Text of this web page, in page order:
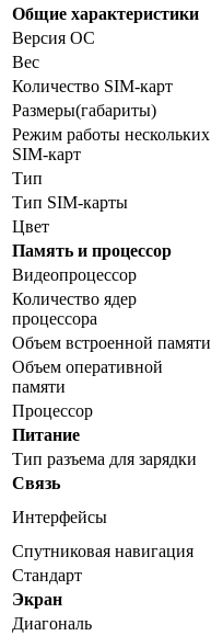
Общие характеристики
Версия ОС
Вес
Количество SIM-карт
Размеры(габариты)
Режим работы нескольких
SIM-карт
Тип
Тип SIM-карты
Цвет
Память и процессор
Видеопроцессор
Количество ядер
процессора
Объем встроенной памяти
Объем оперативной
памяти
Процессор
Питание
Тип разъема для зарядки
Связь
Интерфейсы
Спутниковая навигация
Стандарт
Экран
Диагональ